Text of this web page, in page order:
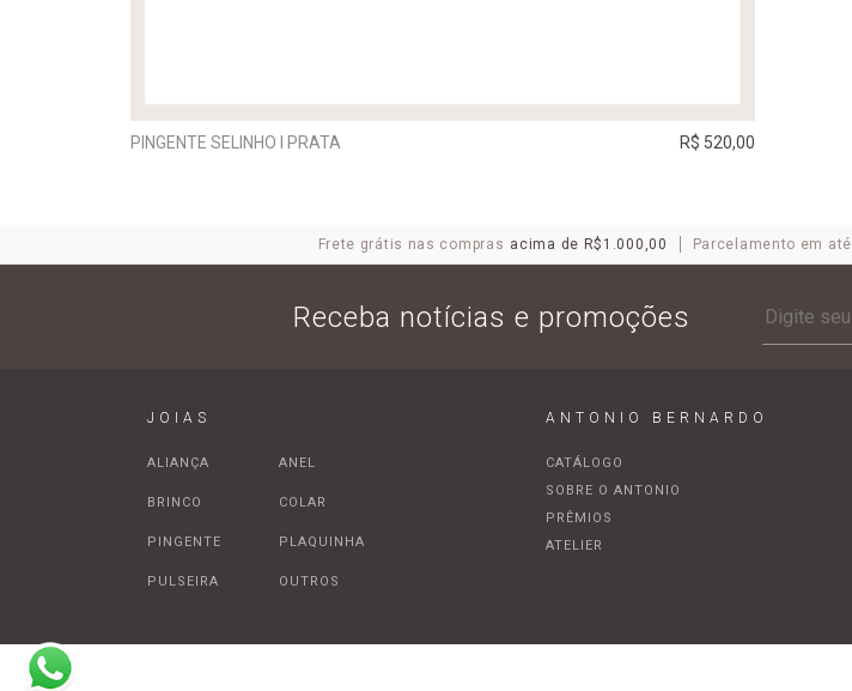
PINGENTE SELINHO I PRATA R$ 520,00
Frete grátis nas compras acima de R$1.000,00 Parcelamento em até
Receba notícias e promoções
JOIAS
ALIANÇA ANEL
BRINCO COLAR
PINGENTE PLAQUINHA
PULSEIRA OUTROS
ANTONIO BERNARDO
CATÁLOGO
SOBRE O ANTONIO
PRÊMIOS
ATELIER